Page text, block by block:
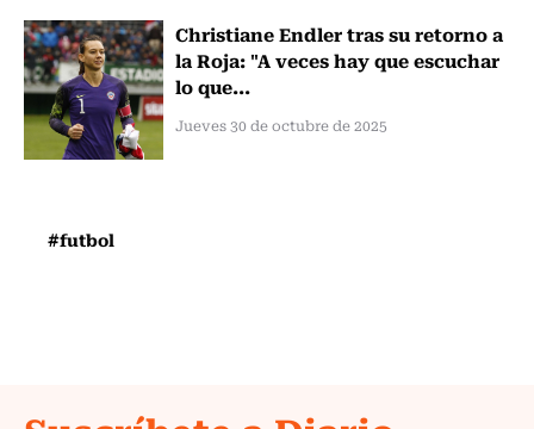
Christiane Endler tras su retorno a
la Roja: "A veces hay que escuchar
lo que...
Jueves 30 de octubre de 2025
#futbol